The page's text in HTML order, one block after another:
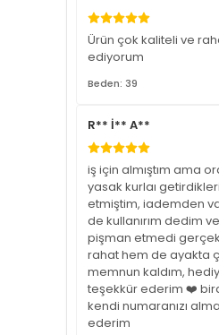
Ürün çok kaliteli ve
ediyorum
Beden: 39
R** İ** A**
iş için almıştım ama
yasak kurlaı
etmiştim, iademden
de kullanırım dedim
pişman etmedi
rahat hem de ayakta
memnun kaldım,
teşekkür ederim ❤️
kendi numaranızı
ederim